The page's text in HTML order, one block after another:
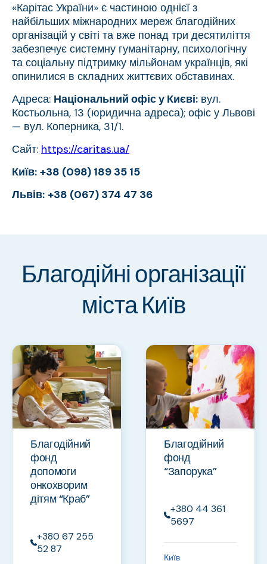
«Карітас України» є частиною однієї з
найбільших міжнародних мереж благодійних
організацій у світі та вже понад три десятиліття
забезпечує системну гуманітарну, психологічну
та соціальну підтримку мільйонам українців, які
опинилися в складних життєвих обставинах.
Адреса: Національний офіс у Києві: вул.
Костьольна, 13 (юридична адреса); офіс у Львові
— вул. Коперника, 31/1.
Сайт: https://caritas.ua/
Київ: +38 (098) 189 35 15
Львів: +38 (067) 374 47 36
Благодійні організації
міста Київ
Благодійний
фонд
допомоги
онкохворим
дітям “Краб”
+380 67 255
52 87
Благодійний
фонд
“Запорука”
+380 44 361
5697
Київ